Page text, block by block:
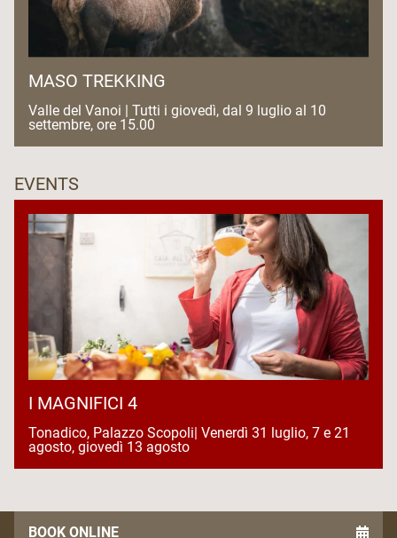
MASO TREKKING
Valle del Vanoi | Tutti i giovedì, dal 9 luglio al 10
settembre, ore 15.00
EVENTS
I MAGNIFICI 4
Tonadico, Palazzo Scopoli| Venerdì 31 luglio, 7 e 21
agosto, giovedì 13 agosto
BOOK ONLINE